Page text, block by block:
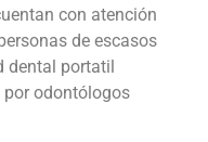
con atención
de escasos
dental portatil
por odontólogos